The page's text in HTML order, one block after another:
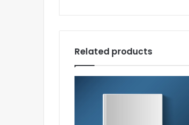
Related products